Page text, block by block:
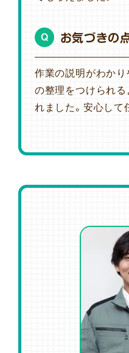
Q お気づきの
作業の説明がわかり
の整理をつけられる
れました。安心して